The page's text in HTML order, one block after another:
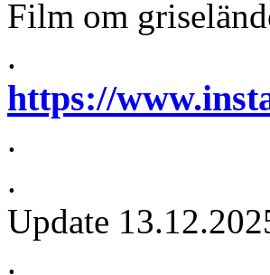
Film om
.
https://
.
.
Update
.